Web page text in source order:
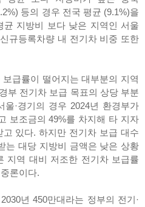
등의 경우 전국 평균 (9.1%)을
균 지방비 보다 낮은 지역인 서울
규등록차량 내 전기차 비중 또한
급률이 떨어지는 대부분의 지역
부 전기차 보급 목표의 상당 부분
·경기의 경우 2024년 환경부가
보조금의 49%를 차지해 타 지자
있다. 하지만 전기차 보급 대수
는 대당 지방비 금액은 낮은 상황
지역 대비 저조한 전기차 보급률
론이다.
년 450만대라는 정부의 전기·